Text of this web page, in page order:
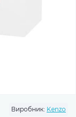
Виробник: Kenzo